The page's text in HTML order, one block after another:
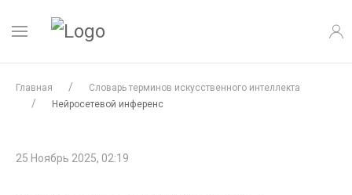
Главная
Словарь терминов искусственного интеллекта
Нейросетевой инференс
25 Ноябрь 2025, 02:19